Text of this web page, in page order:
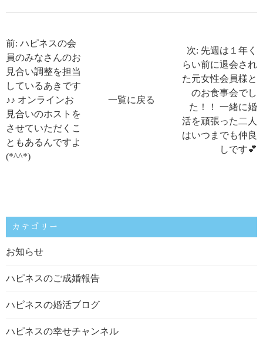
前: ハピネスの会
員のみなさんのお
見合い調整を担当
しているあきです
♪♪ オンラインお
見合いのホストを
させていただくこ
ともあるんですよ
(*^^*)
一覧に戻る
次: 先週は１年く
らい前に退会され
た元女性会員様と
のお食事会でし
た！！ 一緒に婚
活を頑張った二人
はいつまでも仲良
しです💕
カテゴリー
お知らせ
ハピネスのご成婚報告
ハピネスの婚活ブログ
ハピネスの幸せチャンネル